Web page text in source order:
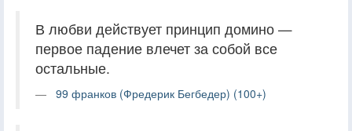
В любви действует принцип домино —
первое падение влечет за собой все
остальные.
99 франков (Фредерик Бегбедер) (100+)